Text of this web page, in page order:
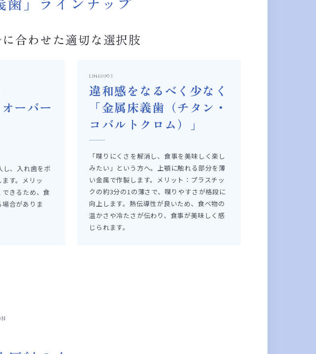
歯」ラインナップ
合わせた適切な選択肢
ーバー
し、入れ歯をボ
す。メリッ
できるため、食
合がありま
Lineup03
違和感をなるべく少なく
「金属床義歯（チタン・
コバルトクロム）」
「喋りにくさを解消し、食事を美味しく楽し
みたい」という方へ。上顎に触れる部分を薄
い金属で作製します。メリット：プラスチッ
クの約3分の1の薄さで、喋りやすさが格段に
向上します。熱伝導性が良いため、食べ物の
温かさや冷たさが伝わり、食事が美味しく感
じられます。